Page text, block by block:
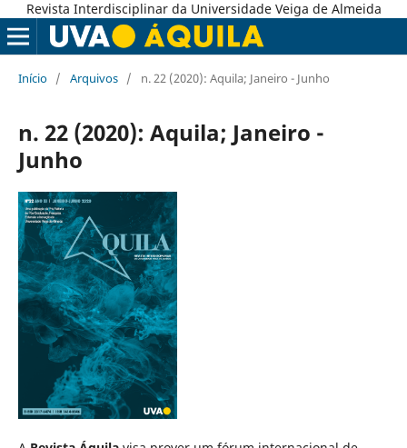
Revista Interdisciplinar da Universidade Veiga de Almeida
Início / Arquivos / n. 22 (2020): Aquila; Janeiro - Junho
n. 22 (2020): Aquila; Janeiro -
Junho